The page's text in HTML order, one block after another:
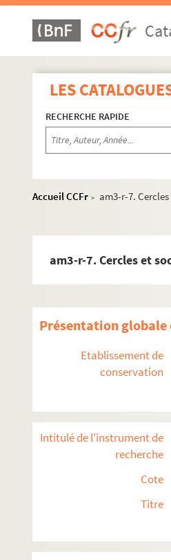
LES
RECHERCHE RAPIDE
Accueil CCFr >
am3-r-7.
am3-r-7. Cercles et
Présentation globale
Etablissement de
conservation
Intitulé de l'instrument de
recherche
Cote
Titre
am3. Archives de Lille
am3-f. Population,
am3-g.
am3-i. Police,